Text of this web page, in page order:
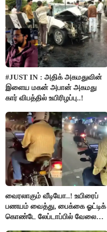
#JUST IN : அதிக் அகமதுவின்
இளைய மகன் அபான் அகமது
கார் விபத்தில் உயிரிழப்பு..!
வைரலாகும் வீடியோ..! உயிரைப்
பணயம் வைத்து, பைக்கை ஓட்டிக்
கொண்டே லேப்டாப்பில் வேலை